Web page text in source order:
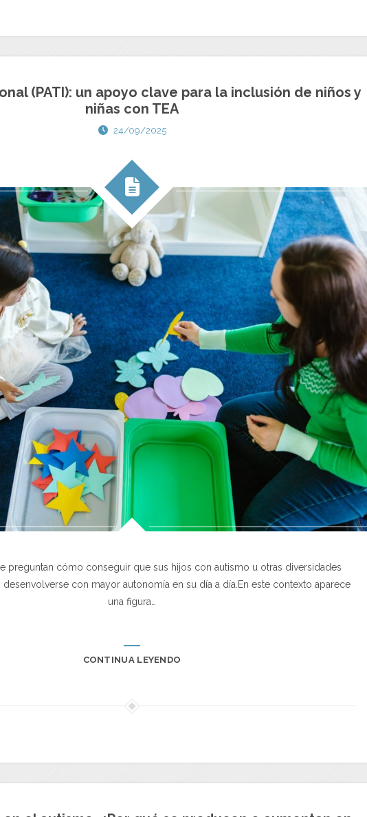
(PATI): un apoyo clave para la inclusión de niños y
niñas con TEA
24/09/2025
preguntan cómo conseguir que sus hijos con autismo u otras diversidades
con mayor autonomía en su día a día.En este contexto aparece
una figura…
CONTINUA LEYENDO